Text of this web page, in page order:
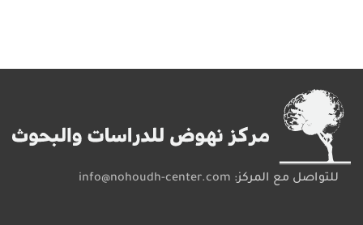
للتواصل مع المركز: info@nohoudh-center.com